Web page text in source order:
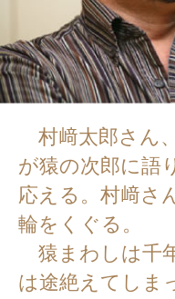
村﨑太郎さん
が猿の次郎に語
応える。村﨑さ
輪をくぐる。
猿まわしは千
は途絶えてしま